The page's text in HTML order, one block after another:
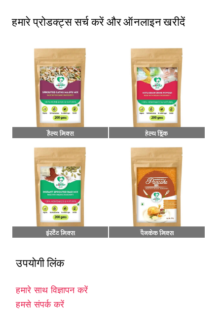
हमारे प्रोडक्ट्स सर्च करें और ऑनलाइन खरीदें
उपयोगी लिंक
हमारे साथ विज्ञापन करें
हमसे संपर्क करें